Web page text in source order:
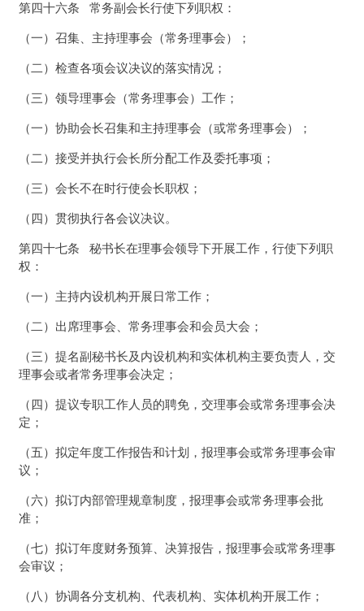
第四十六条 常务副会长行使下列职权：
（一）召集、主持理事会（常务理事会）；
（二）检查各项会议决议的落实情况；
（三）领导理事会（常务理事会）工作；
（一）协助会长召集和主持理事会（或常务理事会）；
（二）接受并执行会长所分配工作及委托事项；
（三）会长不在时行使会长职权；
（四）贯彻执行各会议决议。
第四十七条 秘书长在理事会领导下开展工作，行使下列职
权：
（一）主持内设机构开展日常工作；
（二）出席理事会、常务理事会和会员大会；
（三）提名副秘书长及内设机构和实体机构主要负责人，交
理事会或者常务理事会决定；
（四）提议专职工作人员的聘免，交理事会或常务理事会决
定；
（五）拟定年度工作报告和计划，报理事会或常务理事会审
议；
（六）拟订内部管理规章制度，报理事会或常务理事会批
准；
（七）拟订年度财务预算、决算报告，报理事会或常务理事
会审议；
（八）协调各分支机构、代表机构、实体机构开展工作；